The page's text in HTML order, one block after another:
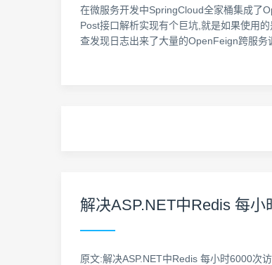
在微服务开发中SpringCloud全家桶集成了
Post接口解析实现有个巨坑,就是如果使用
查发现日志出来了大量的OpenFeign跨服
解决ASP.NET中Redis 每
原文:解决ASP.NET中Redis 每小时6000次